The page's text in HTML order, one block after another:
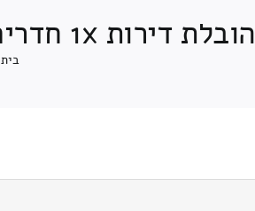
הובלת דירות 1x חדרים מחיר מכפר הנשיא ← לפוריה נווה עובד כולל פירוק והרכבה
בית